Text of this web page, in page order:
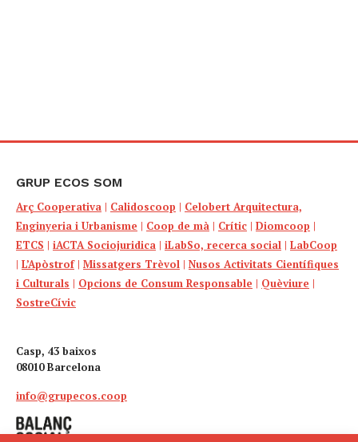
GRUP ECOS SOM
Arç Cooperativa | Calidoscoop | Celobert Arquitectura,
Enginyeria i Urbanisme | Coop de mà | Crític | Diomcoop |
ETCS | iACTA Sociojuridica | iLabSo, recerca social | LabCoop
| L’Apòstrof| Missatgers Trèvol | Nusos Activitats Científiques
i Culturals | Opcions de Consum Responsable | Quèviure |
SostreCívic
Casp, 43 baixos
08010 Barcelona
info@grupecos.coop